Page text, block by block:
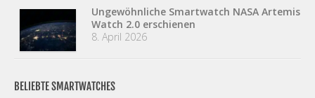
Ungewöhnliche Smartwatch NASA Artemis
Watch 2.0 erschienen
8. April 2026
BELIEBTE SMARTWATCHES